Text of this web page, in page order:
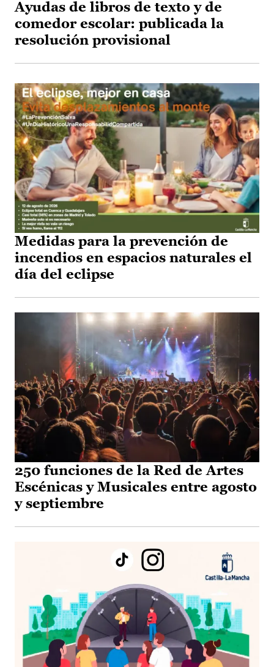
Ayudas de libros de texto y de
comedor escolar: publicada la
resolución provisional
Medidas para la prevención de
incendios en espacios naturales el
día del eclipse
250 funciones de la Red de Artes
Escénicas y Musicales entre agosto
y septiembre